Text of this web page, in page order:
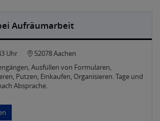
Aufräumarbeit
Uhr
52078 Aachen
Ausfüllen von Formularen,
Putzen, Einkaufen, Organisieren. Tage und
Absprache.